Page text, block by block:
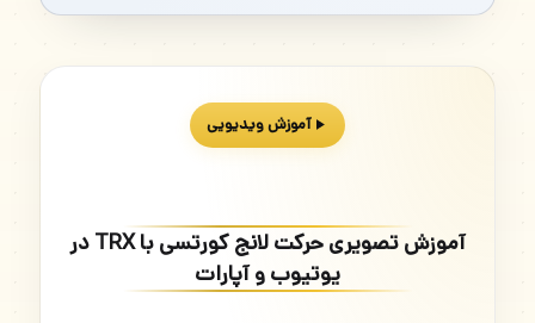
آموزش ویدیویی
آموزش تصویری حرکت لانج کورتسی با TRX در
یوتیوب و آپارات